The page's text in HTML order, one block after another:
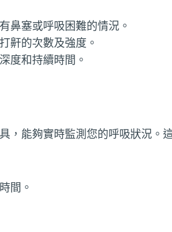
鼻塞或呼吸困難的情況。
鼾的次數及強度。
度和持續時間。
，能夠實時監測您的呼吸狀況。
間。